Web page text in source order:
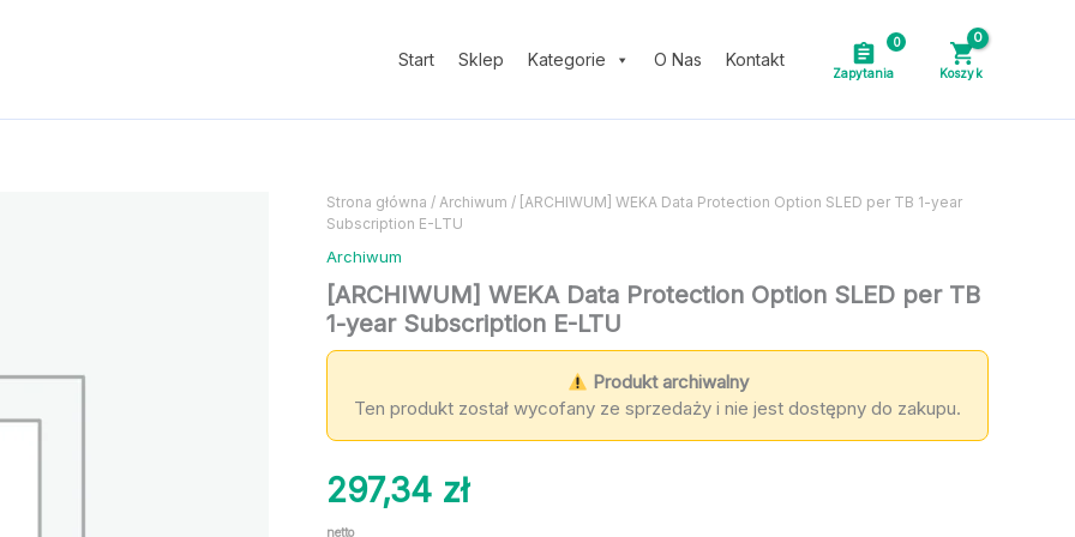
Start Sklep Kategorie O Nas Kontakt
0
Strona główna / Archiwum / [ARCHIWUM] WEKA Data Protection Option SLED per TB 1-year
Subscription E-LTU
Archiwum
[ARCHIWUM] WEKA Data Protection Option SLED per TB
1-year Subscription E-LTU
Produkt archiwalny
Ten produkt został wycofany ze sprzedaży i nie jest dostępny do zakupu.
297,34 zł
netto